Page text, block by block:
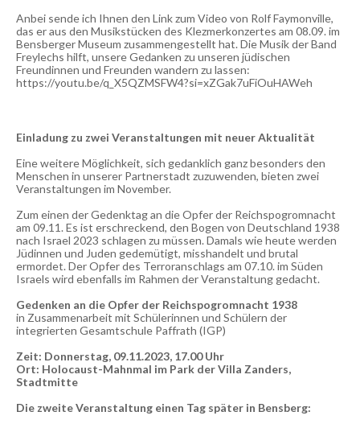
Anbei sende ich Ihnen den Link zum Video von Rolf Faymonville,
das er aus den Musikstücken des Klezmerkonzertes am 08.09. im
Bensberger Museum zusammengestellt hat. Die Musik der Band
Freylechs hilft, unsere Gedanken zu unseren jüdischen
Freundinnen und Freunden wandern zu lassen:
https://youtu.be/q_X5QZMSFW4?si=xZGak7uFiOuHAWeh
Einladung zu zwei Veranstaltungen mit neuer Aktualität
Eine weitere Möglichkeit, sich gedanklich ganz besonders den
Menschen in unserer Partnerstadt zuzuwenden, bieten zwei
Veranstaltungen im November.
Zum einen der Gedenktag an die Opfer der Reichspogromnacht
am 09.11. Es ist erschreckend, den Bogen von Deutschland 1938
nach Israel 2023 schlagen zu müssen. Damals wie heute werden
Jüdinnen und Juden gedemütigt, misshandelt und brutal
ermordet. Der Opfer des Terroranschlags am 07.10. im Süden
Israels wird ebenfalls im Rahmen der Veranstaltung gedacht.
Gedenken an die Opfer der Reichspogromnacht 1938
in Zusammenarbeit mit Schülerinnen und Schülern der
integrierten Gesamtschule Paffrath (IGP)
Zeit: Donnerstag, 09.11.2023, 17.00 Uhr
Ort: Holocaust-Mahnmal im Park der Villa Zanders,
Stadtmitte
Die zweite Veranstaltung einen Tag später in Bensberg: